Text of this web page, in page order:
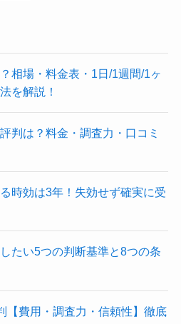
相場・料金表・1日/1週間/1ヶ
を解説！
判は？料金・調査力・口コミ
時効は3年！失効せず確実に受
たい5つの判断基準と8つの条
【費用・調査力・信頼性】徹底